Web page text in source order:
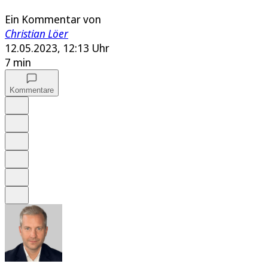
Ein Kommentar von
Christian Löer
12.05.2023, 12:13 Uhr
7 min
Kommentare